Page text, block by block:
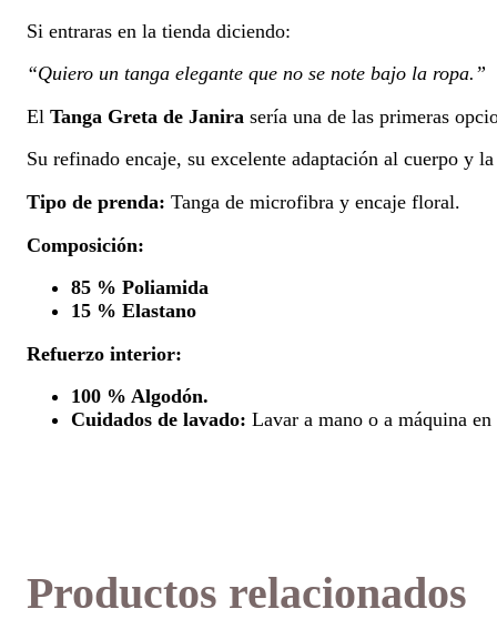
Si entraras en la tienda diciendo:
“Quiero un tanga elegante que no se note bajo la ropa.”
El Tanga Greta de Janira sería una de las primeras
Su refinado encaje, su excelente adaptación al cuerpo y
Tipo de prenda: Tanga de microfibra y encaje floral.
Composición:
85 % Poliamida
15 % Elastano
Refuerzo interior:
100 % Algodón.
Cuidados de lavado: Lavar a mano o a máquina
Productos relacionados